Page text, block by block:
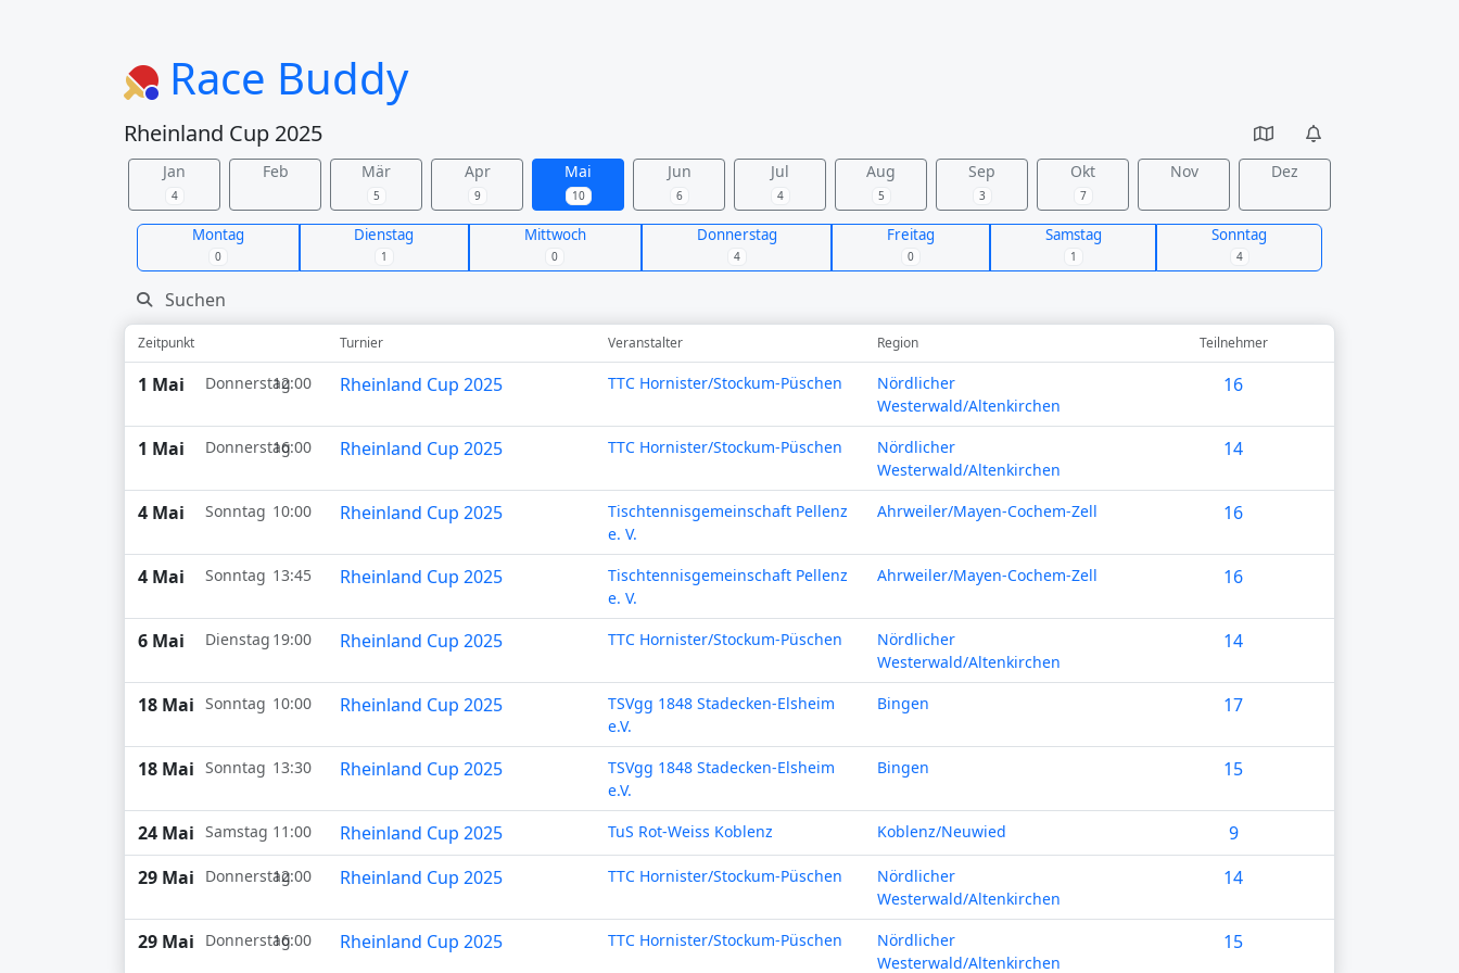
Race Buddy
Rheinland Cup 2025
Jan
4
Feb Mär
5
Apr
9
Mai
10
Jun
6
Jul
4
Aug
5
Sep
3
Okt
7
Nov Dez
Montag
0
Dienstag
1
Mittwoch
0
Donnerstag
4
Freitag
0
Samstag
1
Sonntag
4
Zeitpunkt Turnier Veranstalter Region Teilnehmer
1 Mai Donnerstag12:00 Rheinland Cup 2025 TTC Hornister/Stockum-Püschen
Nördlicher
Westerwald/Altenkirchen
16
1 Mai Donnerstag16:00 Rheinland Cup 2025 TTC Hornister/Stockum-Püschen
Nördlicher
Westerwald/Altenkirchen
14
4 Mai Sonntag 10:00 Rheinland Cup 2025
Tischtennisgemeinschaft Pellenz
e. V.
Ahrweiler/Mayen-Cochem-Zell 16
4 Mai Sonntag 13:45 Rheinland Cup 2025
Tischtennisgemeinschaft Pellenz
e. V.
Ahrweiler/Mayen-Cochem-Zell 16
6 Mai Dienstag 19:00 Rheinland Cup 2025 TTC Hornister/Stockum-Püschen
Nördlicher
Westerwald/Altenkirchen
14
18 Mai Sonntag 10:00 Rheinland Cup 2025
TSVgg 1848 Stadecken-Elsheim
e.V.
Bingen 17
18 Mai Sonntag 13:30 Rheinland Cup 2025
TSVgg 1848 Stadecken-Elsheim
e.V.
Bingen 15
24 Mai Samstag 11:00 Rheinland Cup 2025 TuS Rot-Weiss Koblenz Koblenz/Neuwied
9
29 Mai
Donnerstag12:00 Rheinland Cup 2025 TTC Hornister/Stockum-Püschen
Nördlicher
Westerwald/Altenkirchen
14
29 Mai Donnerstag16:00 Rheinland Cup 2025 TTC Hornister/Stockum-Püschen
Nördlicher
Westerwald/Altenkirchen
15